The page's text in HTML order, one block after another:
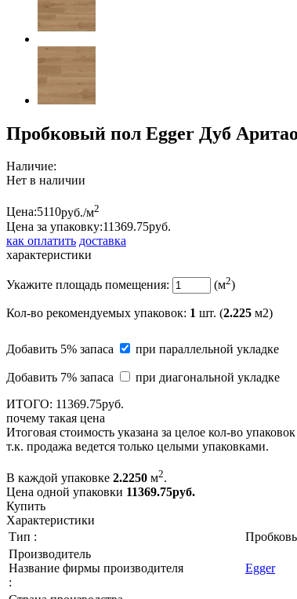
Пробковый пол Egger Дуб
Наличие:
Нет в наличии
Цена:5110руб./м2
Цена за упаковку:11369.75руб.
как оплатить доставка
характеристики
Укажите площадь помещения: (м2)
Кол-во рекомендуемых упаковок: 1 шт. (2.225 м2)
Добавить 5% запаса при параллельной укладке
Добавить 7% запаса
при диагональной укладке
ИТОГО: 11369.75руб.
почему такая цена
Итоговая стоимость указана за целое кол-во
т.к. продажа ведется только целыми упаковками.
В каждой упаковке 2.2250 м2.
Цена одной упаковки 11369.75руб.
Купить
Характеристики
Тип :
Производитель
Название фирмы производителя
:
Egger